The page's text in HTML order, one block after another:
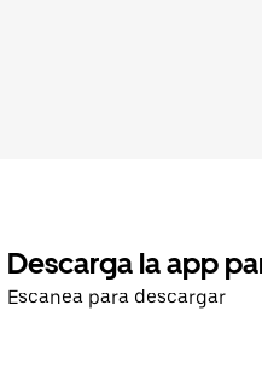
Descarga la app
Escanea para descargar